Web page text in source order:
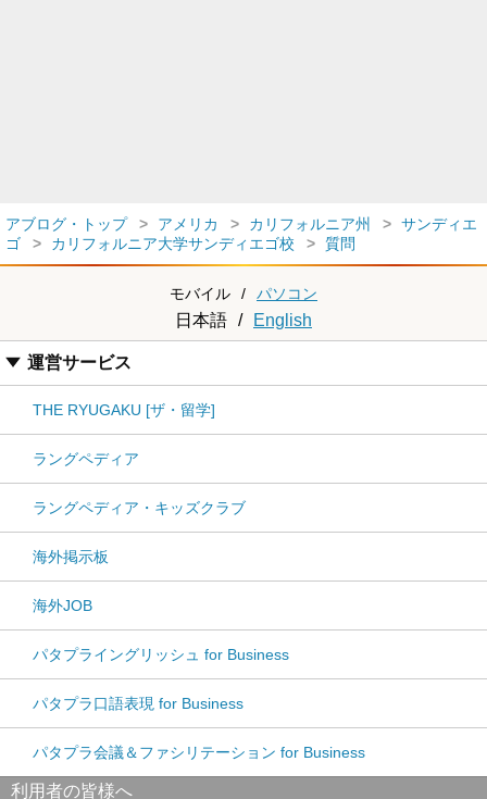
アブログ・トップ アメリカ カリフォルニア州
サンディエ
ゴ
カリフォルニア大学サンディエゴ校 質問
モバイル / パソコン
日本語 / English
運営サービス
THE RYUGAKU [ザ・留学]
ラングペディア
ラングペディア・キッズクラブ
海外掲示板
海外JOB
パタプライングリッシュ for Business
パタプラ口語表現 for Business
パタプラ会議＆ファシリテーション for Business
利用者の皆様へ